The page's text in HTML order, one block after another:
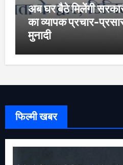
अब घर बैठे मिलेंगी
का व्यापक प्रचार-
मुनादी
फिल्मी खबर